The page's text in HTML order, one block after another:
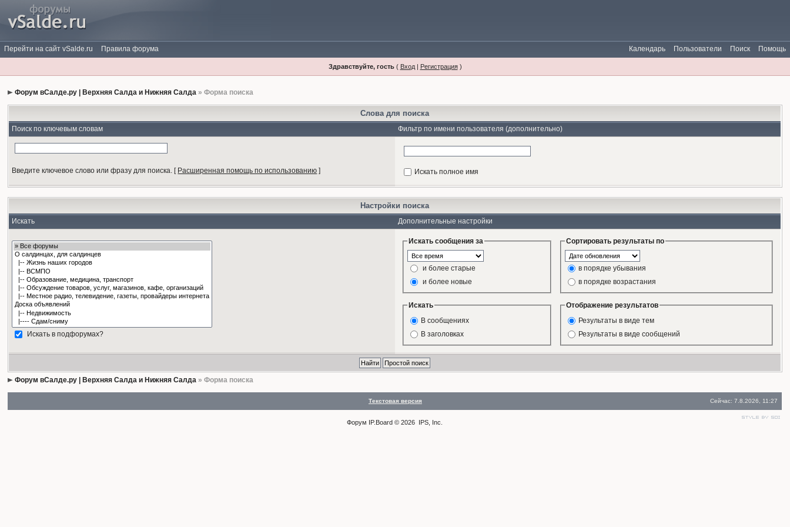
Перейти на сайт vSalde.ru Правила форума Помощь
Поиск
Пользователи
Календарь
Здравствуйте, гость( Вход| Регистрация)
Форум вСалде.ру | Верхняя Салда и Нижняя Салда » Форма поиска
Слова для поиска
Поиск по ключевым словам Фильтр по имени пользователя (дополнительно)
Введите ключевое слово или фразу для поиска. [ Расширенная помощь по использованию ] Искать полное имя
Настройки поиска
Искать Дополнительные настройки
Искать в подфорумах?
Искать сообщения за
и более старые
и более новые
Сортировать результаты по
в порядке убывания
в порядке возрастания
Искать
В сообщениях
В заголовках
Отображение результатов
Результаты в виде тем
Результаты в виде сообщений
Форум вСалде.ру | Верхняя Салда и Нижняя Салда » Форма поиска
Текстовая версия Сейчас: 7.8.2026, 11:27
Форум IP.Board © 2026 IPS, Inc